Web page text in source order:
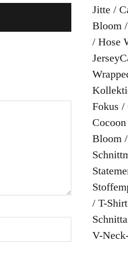
Jitte
Bloom
Hose
Fokus
Cocoon
Bloom
T-
V-